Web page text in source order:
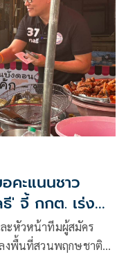
คะแนนชาว
' จี้ กกต. เร่ง
ะหัวหน้าทีมผู้สมัคร
งพื้นที่สวนพฤกษชาติ